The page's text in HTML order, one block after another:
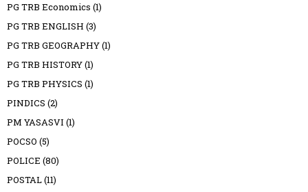
PG TRB Economics (1)
PG TRB ENGLISH (3)
PG TRB GEOGRAPHY(1)
PG TRB HISTORY(1)
PG TRB PHYSICS (1)
PINDICS (2)
PM YASASVI (1)
POCSO (5)
POLICE (80)
POSTAL(11)